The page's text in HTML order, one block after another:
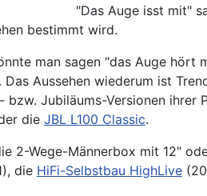
"Das Auge isst mit"
bestimmt wird.
man sagen "das Auge
Aussehen wiederum ist
bzw. Jubiläums-Versionen
die JBL L100 Classic.
2-Wege-Männerbox mit 12"
die HiFi-Selbstbau HighLive